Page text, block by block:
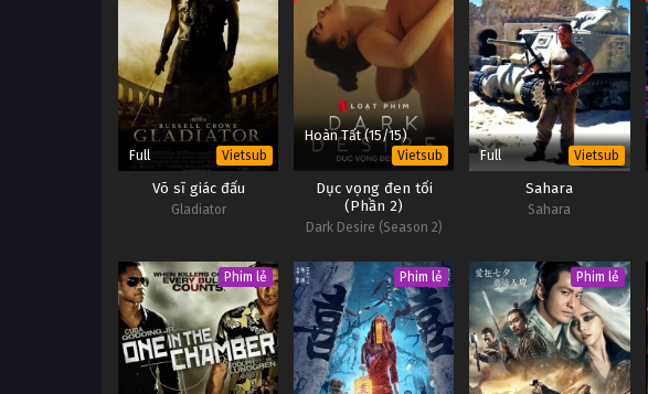
Full Vietsub
Võ sĩ giác đấu
Gladiator
Hoàn Tất (15/15)
Vietsub
Dục vọng đen tối
(Phần 2)
Dark Desire (Season 2)
Full Vietsub
Sahara
Sahara
Phim lẻ Phim lẻ Phim lẻ